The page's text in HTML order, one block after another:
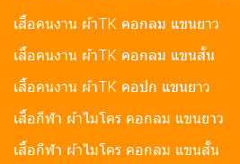
เสื้อคนงาน ผ้าTK คอกลม แขนยาว
เสื้อคนงาน ผ้าTK คอกลม แขนสั้น
เสื้อคนงาน ผ้าTK คอปก แขนยาว
เสื้อกีฬา ผ้าไมโคร คอกลม แขนยาว
เสื้อกีฬา ผ้าไมโคร คอกลม แขนสั้น